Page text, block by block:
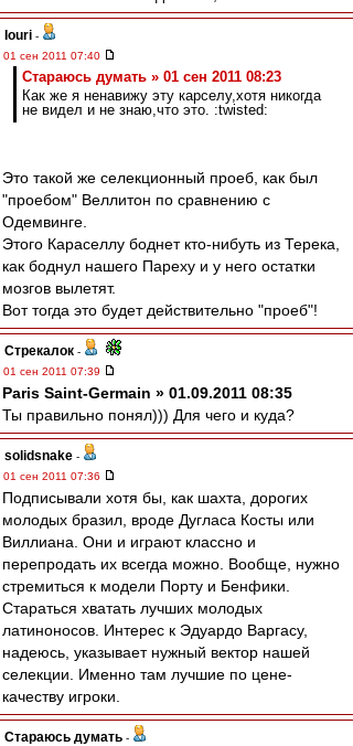
Iouri -
01 сен 2011 07:40
Стараюсь думать » 01 сен 2011 08:23
Как же я ненавижу эту карселу,хотя никогда
не видел и не знаю,что это. :twisted:
Это такой же селекционный проеб, как был
"проебом" Веллитон по сравнению с
Одемвинге.
Этого Караселлу боднет кто-нибуть из Терека,
как боднул нашего Пареху и у него остатки
мозгов вылетят.
Вот тогда это будет действительно "проеб"!
Стрекалок -
01 сен 2011 07:39
Paris Saint-Germain » 01.09.2011 08:35
Ты правильно понял))) Для чего и куда?
solidsnake -
01 сен 2011 07:36
Подписывали хотя бы, как шахта, дорогих
молодых бразил, вроде Дугласа Косты или
Виллиана. Они и играют классно и
перепродать их всегда можно. Вообще, нужно
стремиться к модели Порту и Бенфики.
Стараться хватать лучших молодых
латиноносов. Интерес к Эдуардо Варгасу,
надеюсь, указывает нужный вектор нашей
селекции. Именно там лучшие по цене-
качеству игроки.
Стараюсь думать -